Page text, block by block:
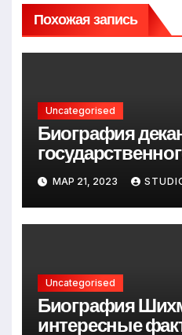
Похожая запись
Uncategorised
Биография
Андрея
доМАР 21, 2023
Uncategorised
Биография
интересные